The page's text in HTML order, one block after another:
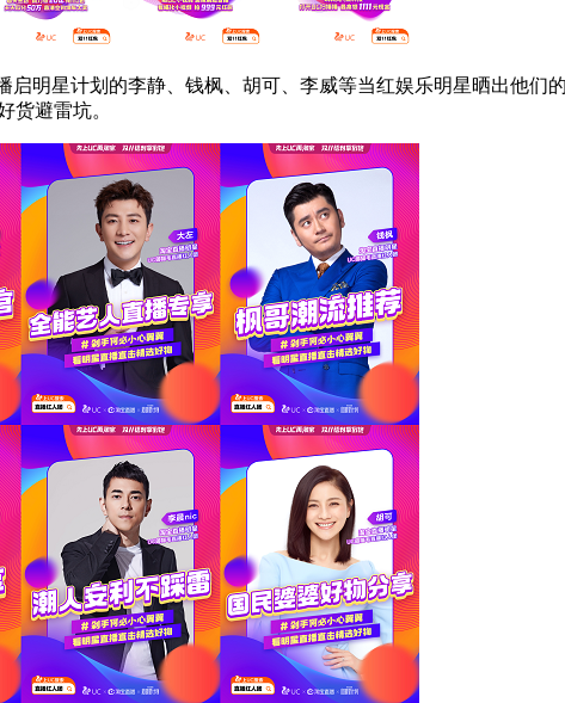
启明星计划的李静、钱枫、胡可、李威等当红娱乐明星晒出他们
货避雷坑。